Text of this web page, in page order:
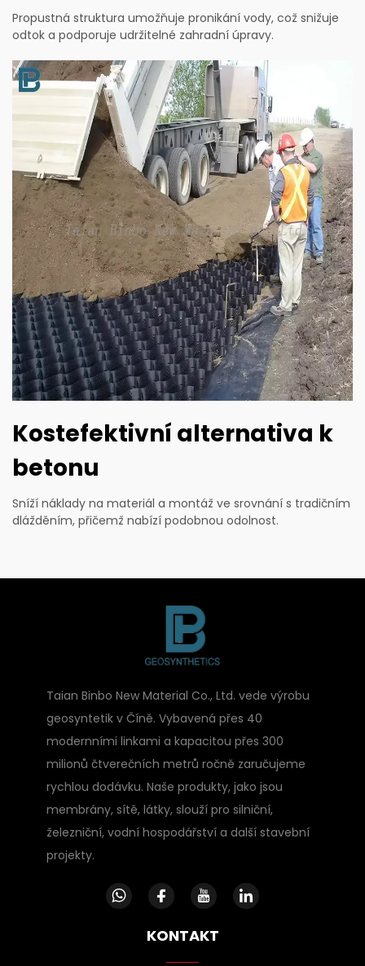
Propustná struktura umožňuje pronikání vody, což snižuje
odtok a podporuje udržitelné zahradní úpravy.
Kostefektivní alternativa k
betonu
Sníží náklady na materiál a montáž ve srovnání s tradičním
dlážděním, přičemž nabízí podobnou odolnost.
Taian Binbo New Material Co., Ltd. vede výrobu
geosyntetik v Číně. Vybavená přes 40
modernními linkami a kapacitou přes 300
milionů čtverečních metrů ročně zaručujeme
rychlou dodávku. Naše produkty, jako jsou
membrány, sítě, látky, slouží pro silniční,
železniční, vodní hospodářství a další stavební
projekty.
KONTAKT